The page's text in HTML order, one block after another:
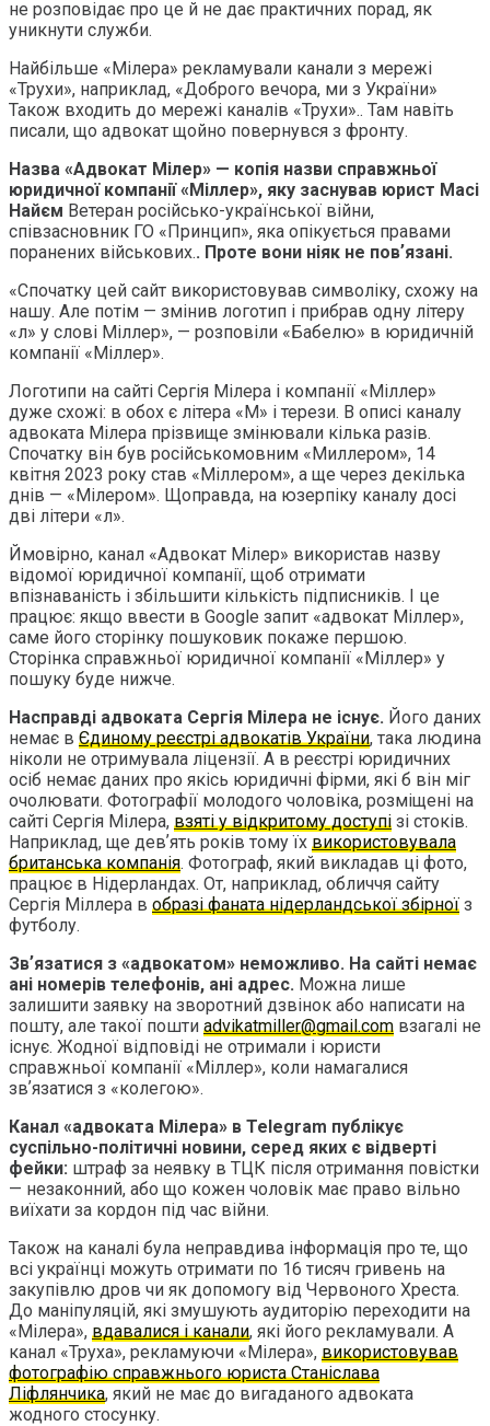
не розповідає про це й не дає практичних порад, як
уникнути служби.
Найбільше «Мілера» рекламували канали з мережі
«Трухи», наприклад, «Доброго вечора, ми з України»
Також входить до мережі каналів «Трухи».. Там навіть
писали, що адвокат щойно повернувся з фронту.
Назва «Адвокат Мілер» — копія назви справжньої
юридичної компанії «Міллер», яку заснував юрист Масі
Найєм Ветеран російсько-української війни,
співзасновник ГО «Принцип», яка опікується правами
поранених військових.. Проте вони ніяк не повʼязані.
«Спочатку цей сайт використовував символіку, схожу на
нашу. Але потім — змінив логотип і прибрав одну літеру
«л» у слові Міллер», — розповіли «Бабелю» в юридичній
компанії «Міллер».
Логотипи на сайті Сергія Мілера і компанії «Міллер»
дуже схожі: в обох є літера «М» і терези. В описі каналу
адвоката Мілера прізвище змінювали кілька разів.
Спочатку він був російськомовним «Миллером», 14
квітня 2023 року став «Міллером», а ще через декілька
днів — «Мілером». Щоправда, на юзерпіку каналу досі
дві літери «л».
Ймовірно, канал «Адвокат Мілер» використав назву
відомої юридичної компанії, щоб отримати
впізнаваність і збільшити кількість підписників. І це
працює: якщо ввести в Google запит «адвокат Міллер»,
саме його сторінку пошуковик покаже першою.
Сторінка справжньої юридичної компанії «Міллер» у
пошуку буде нижче.
Насправді адвоката Сергія Мілера не існує. Його даних
немає в Єдиному реєстрі адвокатів України, така людина
ніколи не отримувала ліцензії. А в реєстрі юридичних
осіб немає даних про якісь юридичні фірми, які б він міг
очолювати. Фотографії молодого чоловіка, розміщені на
сайті Сергія Мілера, взяті у відкритому доступі зі стоків.
Наприклад, ще девʼять років тому їх використовувала
британська компанія. Фотограф, який викладав ці фото,
працює в Нідерландах. От, наприклад, обличчя сайту
Сергія Міллера в образі фаната нідерландської збірної з
футболу.
Звʼязатися з «адвокатом» неможливо. На сайті немає
ані номерів телефонів, ані адрес. Можна лише
залишити заявку на зворотний дзвінок або написати на
пошту, але такої пошти advikatmiller@gmail.com взагалі не
існує. Жодної відповіді не отримали і юристи
справжньої компанії «Міллер», коли намагалися
звʼязатися з «колегою».
Канал «адвоката Мілера» в Telegram публікує
суспільно-політичні новини, серед яких є відверті
фейки: штраф за неявку в ТЦК після отримання повістки
— незаконний, або що кожен чоловік має право вільно
виїхати за кордон під час війни.
Також на каналі була неправдива інформація про те, що
всі українці можуть отримати по 16 тисяч гривень на
закупівлю дров чи як допомогу від Червоного Хреста.
До маніпуляцій, які змушують аудиторію переходити на
«Мілера», вдавалися і канали, які його рекламували. А
канал «Труха», рекламуючи «Мілера», використовував
фотографію справжнього юриста Станіслава
Ліфлянчика, який не має до вигаданого адвоката
жодного стосунку.